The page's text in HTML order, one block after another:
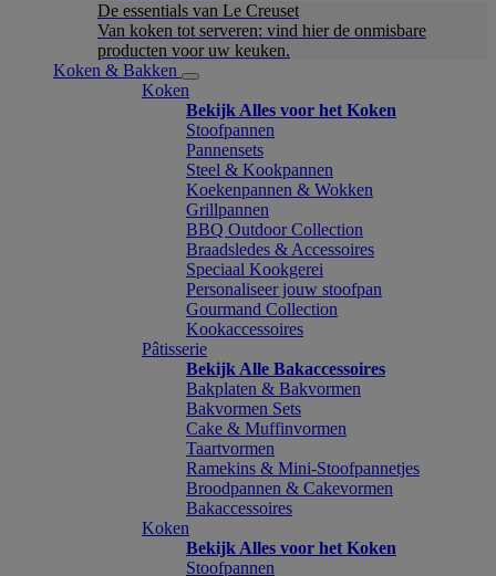
De essentials van Le Creuset
Van koken tot serveren: vind hier de onmisbare
producten voor uw keuken.
Koken & Bakken
Koken
Bekijk Alles voor het Koken
Stoofpannen
Pannensets
Steel & Kookpannen
Koekenpannen & Wokken
Grillpannen
BBQ Outdoor Collection
Braadsledes & Accessoires
Speciaal Kookgerei
Personaliseer jouw stoofpan
Gourmand Collection
Kookaccessoires
Pâtisserie
Bekijk Alle Bakaccessoires
Bakplaten & Bakvormen
Bakvormen Sets
Cake & Muffinvormen
Taartvormen
Ramekins & Mini-Stoofpannetjes
Broodpannen & Cakevormen
Bakaccessoires
Koken
Bekijk Alles voor het Koken
Stoofpannen